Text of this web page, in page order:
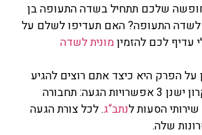
שלכם תתחיל בשדה התעופה בן
לשדה התעופה? האם תעדיפו לשלם על
עדיף לכם להזמיןמונית לשדה
הפרק היא כיצד אתם רוצים להגיע
לשדה התעופה. בעיקרון ישנן 3 אפשרויות הגעה: תחבורה
שירותי הסעות לנתב“ג. לכל צורת הגעה
שלה.